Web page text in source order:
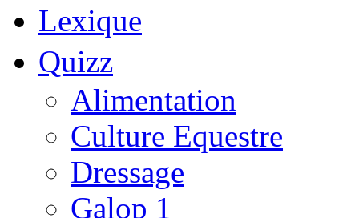
Lexique
Quizz
Alimentation
Culture Equestre
Dressage
Galop 1